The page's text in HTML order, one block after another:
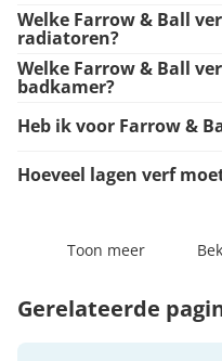
Welke Farrow & Ball
radiatoren?
Welke Farrow & Ball
badkamer?
Heb ik voor Farrow &
Hoeveel lagen verf
Toon meer
Gerelateerde